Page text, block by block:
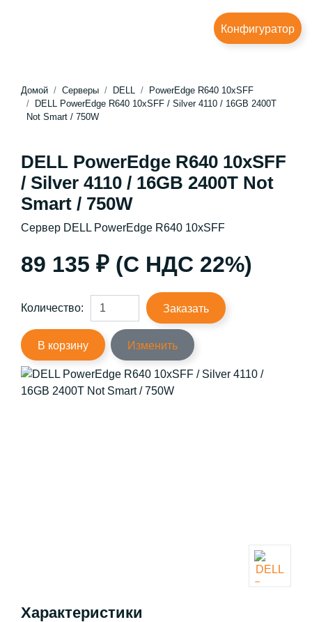
Конфигуратор
Домой Серверы DELL
PowerEdge R640 10xSFF
DELL PowerEdge R640 10xSFF / Silver 4110 / 16GB 2400T
Not Smart / 750W
DELL PowerEdge R640 10xSFF
/ Silver 4110 / 16GB 2400T Not
Smart / 750W
Сервер DELL PowerEdge R640 10xSFF
89 135 ₽ (С НДС 22%)
Количество: Заказать
В корзину Изменить
Характеристики